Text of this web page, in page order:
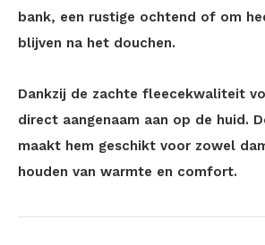
bank, een rustige ochtend of om
blijven na het douchen.
Dankzij de zachte fleecekwaliteit
direct aangenaam aan op de huid.
maakt hem geschikt voor zowel
houden van warmte en comfort.